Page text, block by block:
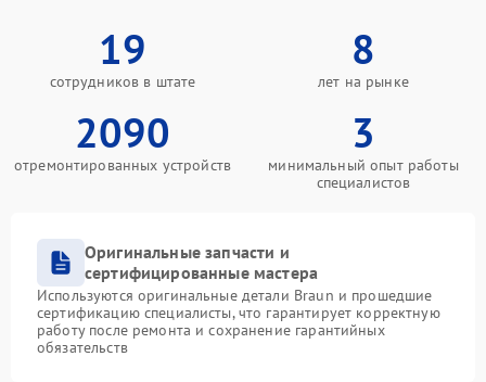
19
сотрудников в штате
8
лет на рынке
2090
отремонтированных устройств
3
минимальный опыт работы
специалистов
Оригинальные запчасти и
сертифицированные мастера
Используются оригинальные детали Braun и прошедшие
сертификацию специалисты, что гарантирует корректную
работу после ремонта и сохранение гарантийных
обязательств